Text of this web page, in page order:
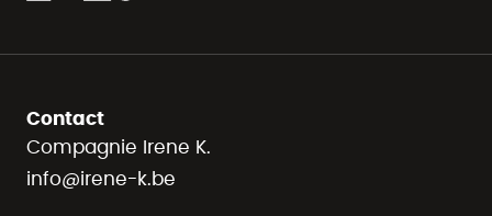
Contact
Compagnie Irene K.
info@irene-k.be